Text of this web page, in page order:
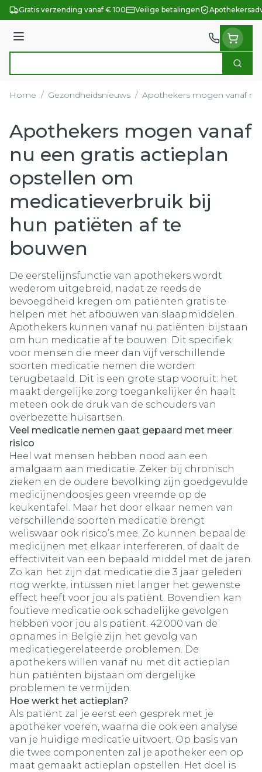
Ga naar de inhoud
Gratis verzending vanaf € 100 Veilige betalingen
Menu
Zoek
Home / Gezondheidsnieuws / Apothekers mogen vanaf
Apothekers mogen vanaf
nu een gratis actieplan
opstellen om
medicatieverbruik bij
hun patiëten af te
bouwen
De eerstelijnsfunctie van apothekers wordt
wederom uitgebreid, nadat ze reeds de
bevoegdheid kregen om patiënten gratis te
helpen met het afbouwen van slaapmiddelen.
Apothekers kunnen vanaf nu patiënten bijstaan
om hun medicatie af te bouwen. Dit specifiek
voor mensen die meer dan vijf verschillende
soorten medicatie nemen die worden
terugbetaald. Dit is een grote stap vooruit: het
maakt dergelijke zorg toegankelijker én haalt
meteen ook de druk van de schouders van
overbezette huisartsen.
Veel medicatie nemen gaat gepaard met meer
risico
Heel wat mensen hebben nood aan een
amalgaam aan medicatie. Zeker bij chronisch
zieken en de oudere bevolking zijn goedgevulde
medicijnendoosjes geen vreemde op de
keukentafel. Maar het door elkaar nemen van
verschillende soorten medicatie brengt
weliswaar ook risico’s mee. Zo kunnen bepaalde
medicijnen met elkaar interfereren, of daalt de
effectiviteit van een bepaald middel met de jaren.
Zo kan het zijn dat medicatie die 3 jaar geleden
nog werkte, intussen niet langer het gewenste
effect heeft voor jou als patiënt. Bovendien kan
foutieve medicatie ook schadelijke gevolgen
hebben voor jou als patiënt. 42.000 van de
opnames in België zijn het gevolg van
medicatiegerelateerde problemen. De
apothekers willen vanaf nu met dit actieplan
hun patiënten bijstaan om dergelijke
problemen te vermijden.
Hoe werkt het actieplan?
Als patiënt zal je eerst een gesprek met je
apotheker voeren, waarna die ook een analyse
van je huidige medicatie uitvoert. Op basis van
die twee componenten zal je apotheker een op
maat gemaakt actieplan opstellen. Het doel is